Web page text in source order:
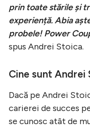
prin toate stările și
experiență. Abia
probele! Power
spus Andrei Stoica.
Cine sunt Andrei
Dacă pe Andrei
carierei de succes
se cunosc atât de